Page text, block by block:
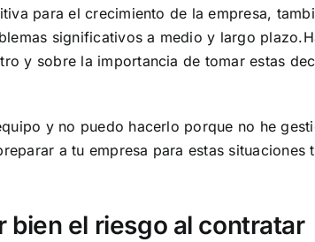
para el crecimiento de la empresa,
significativos a medio y largo
y sobre la importancia de tomar estas
y no puedo hacerlo porque no he
a tu empresa para estas
bien el riesgo al contratar